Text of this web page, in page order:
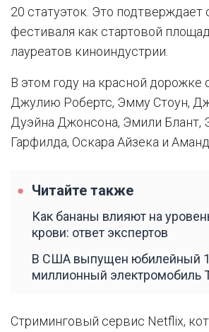
20 статуэток. Это подтверждает
фестиваля как стартовой
лауреатов киноиндустрии.
В этом году на красной
Джулию Робертс, Эмму Стоун,
Дуэйна Джонсона, Эмили Блант,
Гарфилда, Оскара Айзека и
Читайте также
Как бананы влияют на
крови: ответ экспертов
В США выпущен юбилейный
миллионный электромобиль
Стриминговый сервис Netflix,